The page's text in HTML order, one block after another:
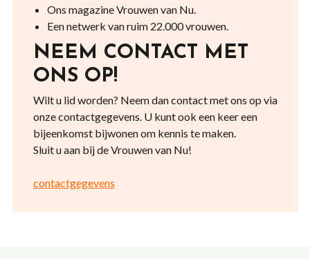
Ons magazine Vrouwen van Nu.
Een netwerk van ruim 22.000 vrouwen.
NEEM CONTACT MET
ONS OP!
Wilt u lid worden? Neem dan contact met ons op via
onze contactgegevens. U kunt ook een keer een
bijeenkomst bijwonen om kennis te maken.
Sluit u aan bij de Vrouwen van Nu!
contactgegevens